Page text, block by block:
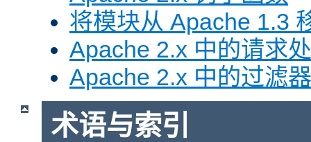
将模块从 Apache 1.3
Apache 2.x 中的请求
Apache 2.x 中的过滤器
术语与索引